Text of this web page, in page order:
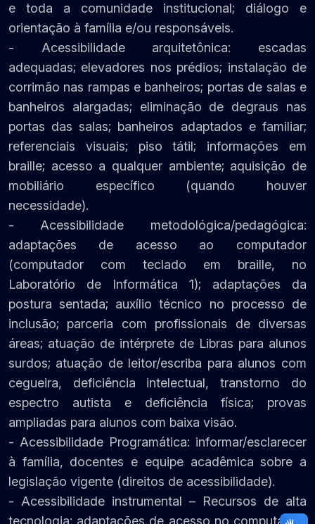
e toda a comunidade institucional; diálogo e
orientação à família e/ou responsáveis.
- Acessibilidade arquitetônica: escadas
adequadas; elevadores nos prédios; instalação de
corrimão nas rampas e banheiros; portas de salas e
banheiros alargadas; eliminação de degraus nas
portas das salas; banheiros adaptados e familiar;
referenciais visuais; piso tátil; informações em
braille; acesso a qualquer ambiente; aquisição de
mobiliário específico (quando houver
necessidade).
- Acessibilidade metodológica/pedagógica:
adaptações de acesso ao computador
(computador com teclado em braille, no
Laboratório de Informática 1); adaptações da
postura sentada; auxílio técnico no processo de
inclusão; parceria com profissionais de diversas
áreas; atuação de intérprete de Libras para alunos
surdos; atuação de leitor/escriba para alunos com
cegueira, deficiência intelectual, transtorno do
espectro autista e deficiência física; provas
ampliadas para alunos com baixa visão.
- Acessibilidade Programática: informar/esclarecer
à família, docentes e equipe acadêmica sobre a
legislação vigente (direitos de acessibilidade).
- Acessibilidade instrumental – Recursos de alta
tecnologia: adaptações de acesso no computador,